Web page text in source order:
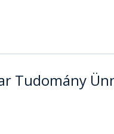
Tudomány